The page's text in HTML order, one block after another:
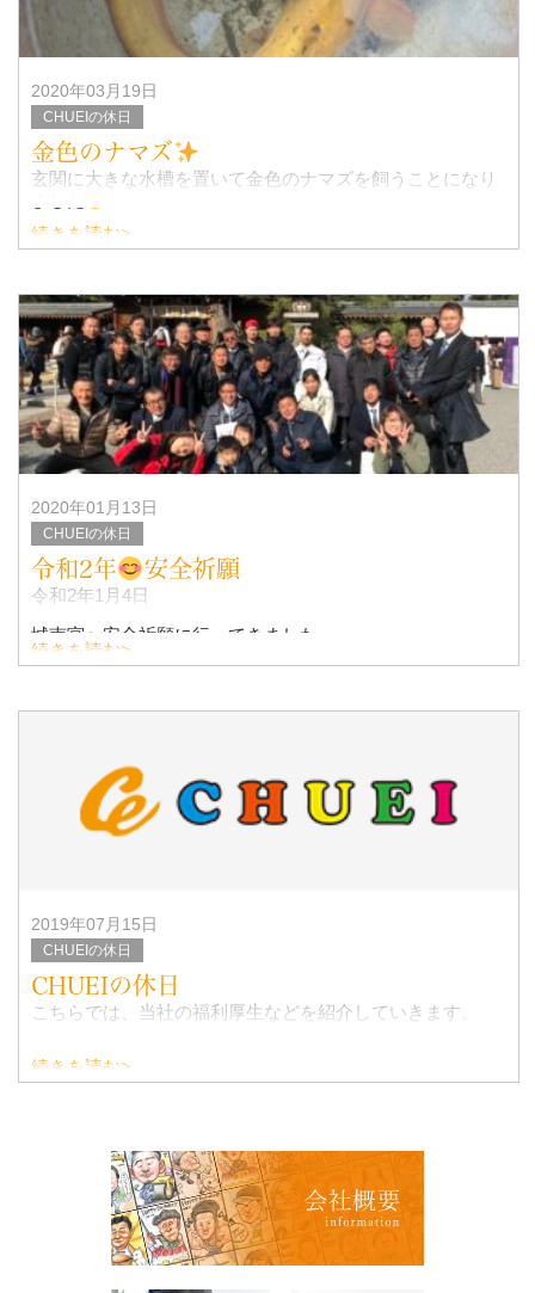
2020年03月19日
CHUEIの休日
金色のナマズ
玄関に大きな水槽を置いて金色のナマズを飼うことになり
続きを読む>
2020年01月13日
CHUEIの休日
令和2年 安全祈願
令和2年1月4日
城南宮へ安全祈願に行ってきました。
続きを読む>
2019年07月15日
CHUEIの休日
CHUEIの休日
こちらでは、当社の福利厚生などを紹介していきます。
続きを読む>